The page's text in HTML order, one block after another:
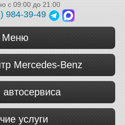
с 09:00 до 21:00
984-39-49
Меню
Mercedes-Benz
автосервиса
услуги